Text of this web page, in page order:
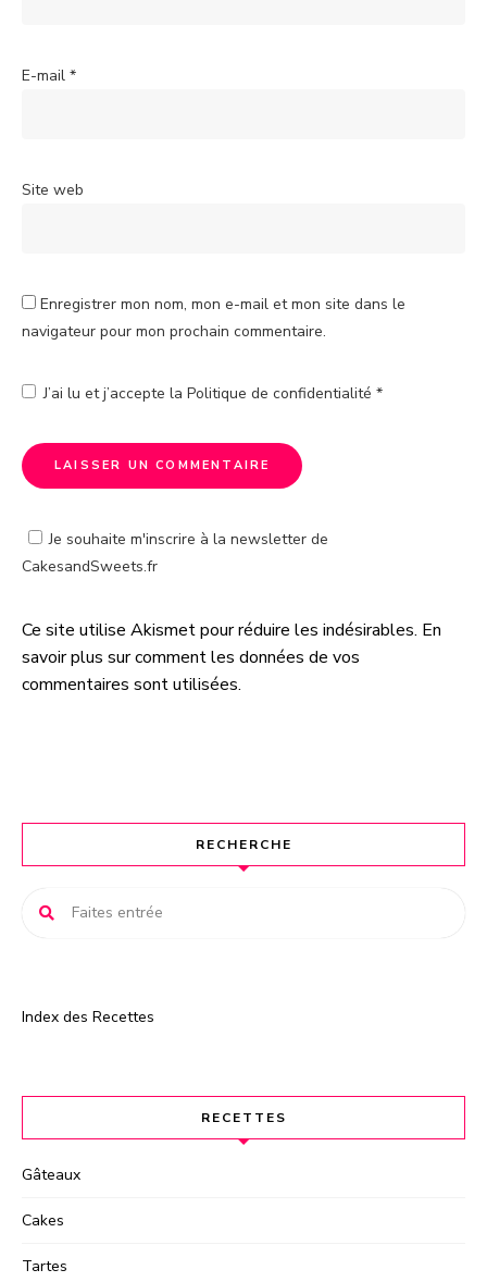
E-mail *
Site web
Enregistrer mon nom, mon e-mail et mon site dans le
navigateur pour mon prochain commentaire.
J’ai lu et j’accepte la Politique de confidentialité *
Je souhaite m'inscrire à la newsletter de
CakesandSweets.fr
A
l
t
t
Ce site utilise Akismet pour réduire les indésirables. En
savoir plus sur comment les données de vos
commentaires sont utilisées.
RECHERCHE
Index des Recettes
RECETTES
Gâteaux
Cakes
Tartes